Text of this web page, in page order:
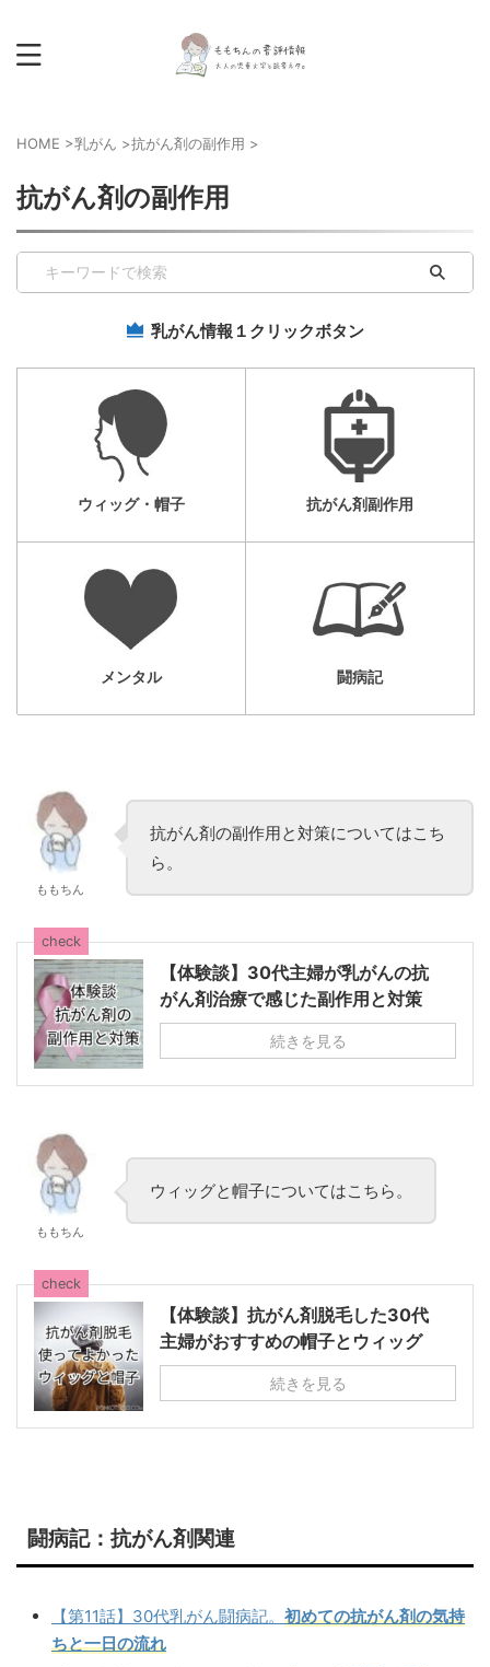
HOME >乳がん >抗がん剤の副作用 >
抗がん剤の副作用
乳がん情報１クリックボタン
ウィッグ・帽子 抗がん剤副作用
メンタル 闘病記
ももちん
抗がん剤の副作用と対策についてはこち
ら。
check
【体験談】30代主婦が乳がんの抗
がん剤治療で感じた副作用と対策
続きを見る
ももちん
ウィッグと帽子についてはこちら。
check
【体験談】抗がん剤脱毛した30代
主婦がおすすめの帽子とウィッグ
続きを見る
闘病記：抗がん剤関連
【第11話】30代乳がん闘病記。 初めての抗がん剤の気持
ちと一日の流れ